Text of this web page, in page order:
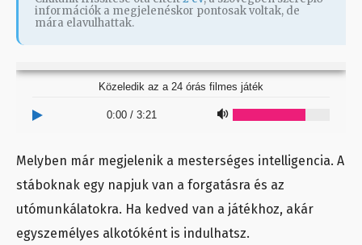
információk a megjelenéskor pontosak voltak, de
mára elavulhattak.
0:00 / 3:21
Közeledik az a 24 órás filmes játék
Melyben már megjelenik a mesterséges intelligencia. A
stáboknak egy napjuk van a forgatásra és az
utómunkálatokra. Ha kedved van a játékhoz, akár
egyszemélyes alkotóként is indulhatsz.